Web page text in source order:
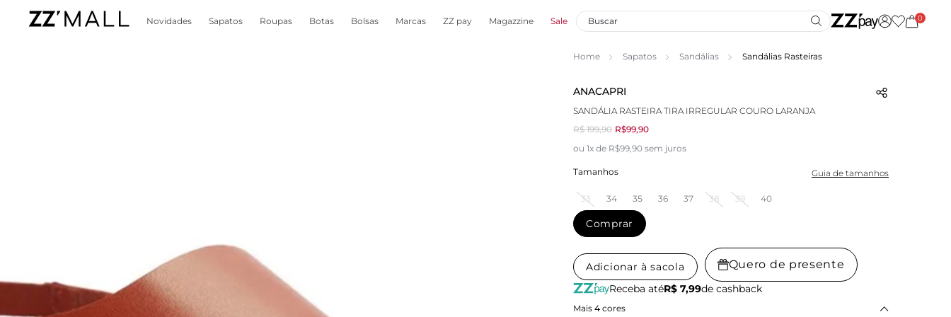
Novidades Sapatos Roupas Botas Bolsas Marcas ZZ pay Magazzine Sale 0
Home Sapatos Sandálias Sandálias Rasteiras
ANACAPRI
SANDÁLIA RASTEIRA TIRA IRREGULAR COURO LARANJA
R$ 199,90 R$99,90
ou 1x de R$99,90 sem juros
Tamanhos Guia de tamanhos
33 34 35 36 37 38 39 40
Comprar
Adicionar à sacola Quero de presente
Receba atéR$ 7,99de cashback
Mais 4 cores